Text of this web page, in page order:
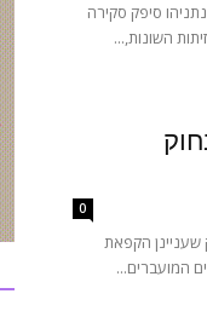
סיפק סקירה
השונות,...
0
שעניינן הקפאת
המועברים...